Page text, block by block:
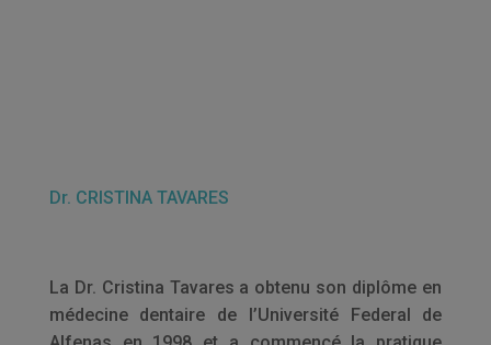
Dr. CRISTINA TAVARES
La Dr. Cristina Tavares a obtenu son diplôme en
médecine dentaire de l’Université Federal de